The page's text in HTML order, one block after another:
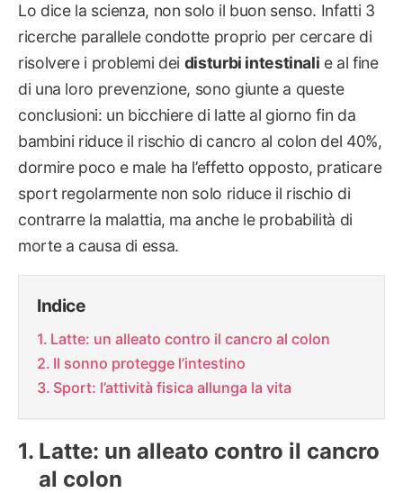
Lo dice la scienza, non solo il buon senso. Infatti 3
ricerche parallele condotte proprio per cercare di
risolvere i problemi dei disturbi intestinali e al fine
di una loro prevenzione, sono giunte a queste
conclusioni: un bicchiere di latte al giorno fin da
bambini riduce il rischio di cancro al colon del 40%,
dormire poco e male ha l’effetto opposto, praticare
sport regolarmente non solo riduce il rischio di
contrarre la malattia, ma anche le probabilità di
morte a causa di essa.
Indice
Latte: un alleato contro il cancro al colon
Il sonno protegge l’intestino
Sport: l’attività fisica allunga la vita
Latte: un alleato contro il cancro
al colon